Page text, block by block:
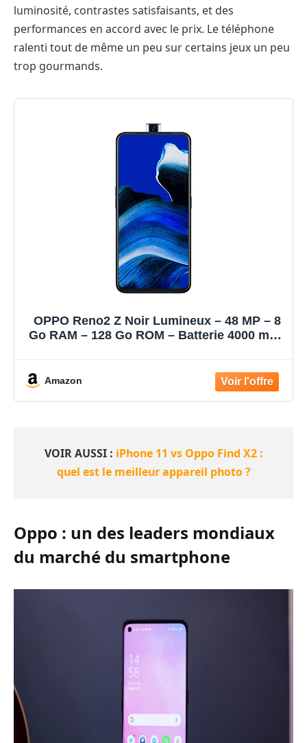
luminosité, contrastes satisfaisants, et des
performances en accord avec le prix. Le téléphone
ralenti tout de même un peu sur certains jeux un peu
trop gourmands.
OPPO Reno2 Z Noir Lumineux – 48 MP – 8
Go RAM – 128 Go ROM – Batterie 4000 mAh
Télécom (Débloqué Tout Opérateur)
Amazon
VOIR AUSSI : iPhone 11 vs Oppo Find X2 :
quel est le meilleur appareil photo ?
Oppo : un des leaders mondiaux
du marché du smartphone